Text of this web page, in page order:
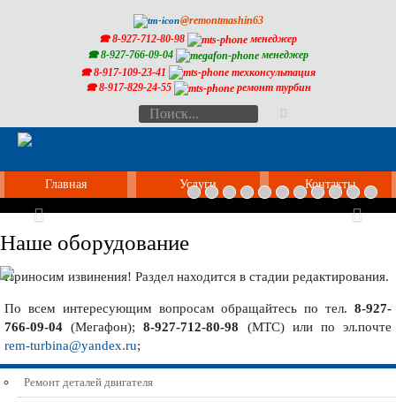
@remontmashin63
🕿 8-927-712-80-98
менеджер
🕿 8-927-766-09-04
менеджер
🕿 8-917-109-23-41
техконсультация
🕿 8-917-829-24-55
ремонт турбин
Главная Услуги Контакты
Previous
Наше оборудование
Приносим извинения! Раздел находится в стадии редактирования.
По всем интересующим вопросам обращайтесь по тел. 8-927-
766-09-04 (Мегафон);8-927-712-80-98 (МТС) или по эл.почте
rem-turbina@yandex.ru;
Ремонт деталей двигателя